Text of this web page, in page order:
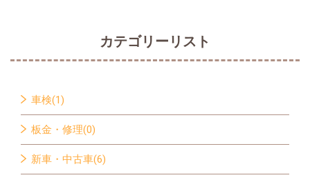
カテゴリーリスト
車検(1)
板金・修理(0)
新車・中古車(6)